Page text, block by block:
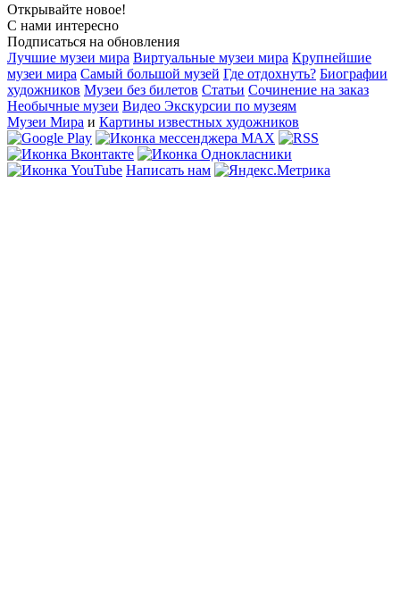
Открывайте новое!
С нами интересно
Подписаться на обновления
Лучшие музеи мира Виртуальные музеи мира Крупнейшие
музеи мира Самый большой музей Где отдохнуть? Биографии
художников Музеи без билетов Статьи Сочинение на заказ
Необычные музеи Видео Экскурсии по музеям
Музеи Мира и Картины известных художников
Написать нам